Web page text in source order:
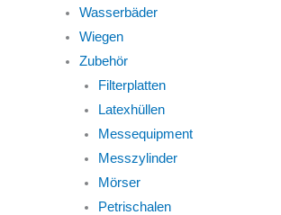
Wasserbäder
Wiegen
Zubehör
Filterplatten
Latexhüllen
Messequipment
Messzylinder
Mörser
Petrischalen